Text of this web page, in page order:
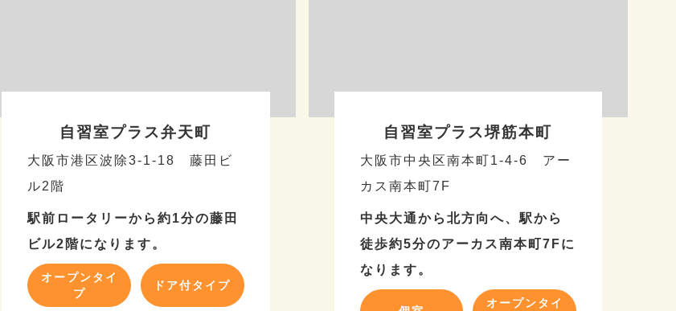
自習室プラス弁天町
大阪市港区波除3-1-18 藤田ビ
ル2階
駅前ロータリーから約1分の藤田
ビル2階になります。
オープンタイ
プ
ドア付タイプ
自習室プラス堺筋本町
大阪市中央区南本町1-4-6 アー
カス南本町7F
中央大通から北方向へ、駅から
徒歩約5分のアーカス南本町7Fに
なります。
オープンタイ